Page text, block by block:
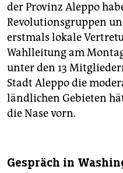
der Provinz Aleppo
Revolutionsgruppen
erstmals lokale
Wahlleitung am
unter den 13
Stadt Aleppo die
ländlichen Gebieten
die Nase vorn.
Gespräch in